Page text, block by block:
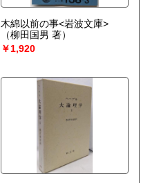
木綿以前の事<岩波文庫>
（柳田国男 著）
￥1,920